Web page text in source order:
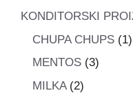
KONDITORSKI
CHUPA CHUPS 11
MENTOS 33
MILKA 22